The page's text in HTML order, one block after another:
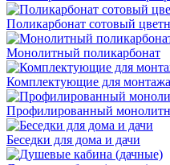
Поликарбонат сотовый
Монолитный поликарбонат
Комплектующие для монтажа
Профилированный
Беседки для дома и дачи